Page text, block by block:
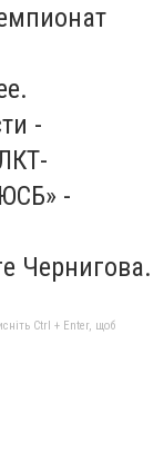
-
-
Чернигова.
Ctrl + Enter, щоб